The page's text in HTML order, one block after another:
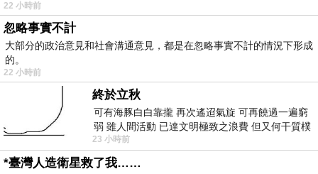
22 小時前
忽略事實不計
大部分的政治意見和社會溝通意見，都是在忽略事實不計的情況下形成
的。
22 小時前
終於立秋
可有海豚白白靠攏 再次遙迢氣旋 可再饒過一遍窮
弱 雖人間活動 已達文明極致之浪費 但又何干質樸
者 只能白白陪葬
23 小時前
*臺灣人造衛星救了我……